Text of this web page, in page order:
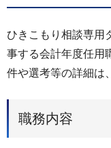
ひきこもり相談専用
事する会計年度任用
件や選考等の詳細は
職務内容